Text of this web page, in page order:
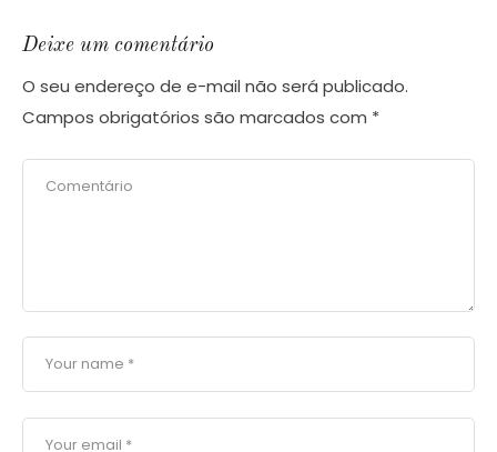
Deixe um comentário
O seu endereço de e-mail não será publicado.
Campos obrigatórios são marcados com *